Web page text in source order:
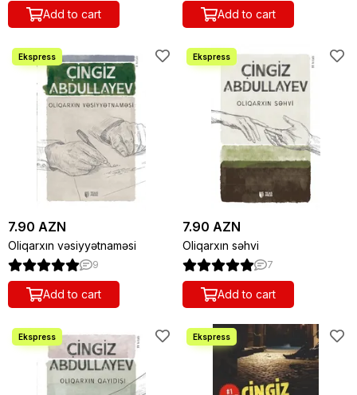
Add to cart Add to cart
7.90 AZN
Oliqarxın vəsiyyətnaməsi
9
Add to cart
7.90 AZN
Oliqarxın səhvi
7
Add to cart